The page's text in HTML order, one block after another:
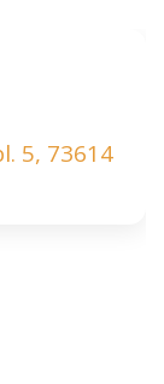
5, 73614